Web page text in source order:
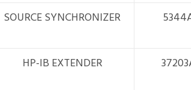
SOURCE SYNCHRONIZER
HP-IB EXTENDER